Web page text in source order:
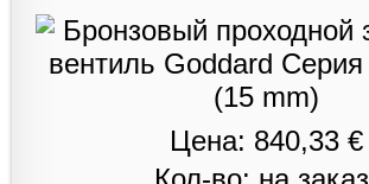
Цена: 840,33 €